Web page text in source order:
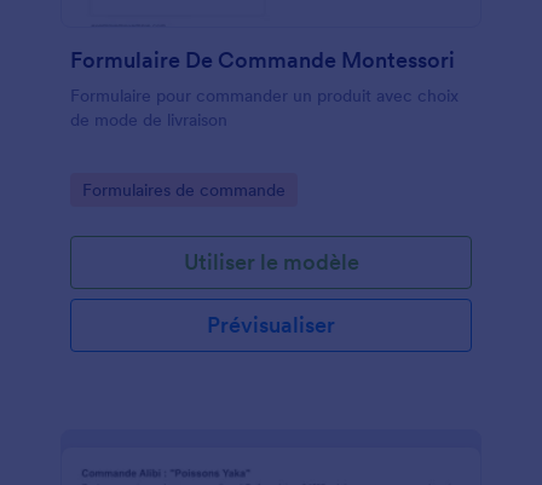
Formulaire De Commande Montessori
Formulaire pour commander un produit avec choix
de mode de livraison
Go to Category:
Formulaires de commande
Utiliser le modèle
Prévisualiser